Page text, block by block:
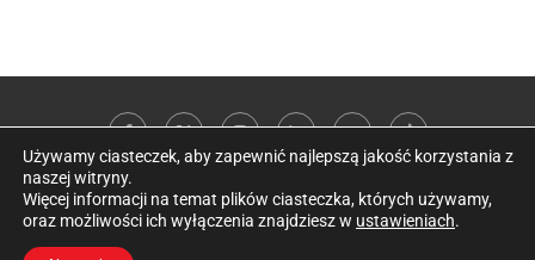
@2026 Kobieta w sadzie
Używamy ciasteczek, aby zapewnić najlepszą jakość korzystania z
naszej witryny.
Więcej informacji na temat plików ciasteczka, których używamy,
oraz możliwości ich wyłączenia znajdziesz w ustawieniach.